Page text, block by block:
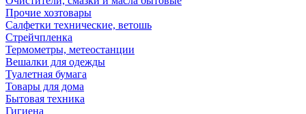
Прочие хозтовары
Салфетки технические, ветошь
Стрейчпленка
Термометры, метеостанции
Вешалки для одежды
Туалетная бумага
Товары для дома
Бытовая техника
Гигиена